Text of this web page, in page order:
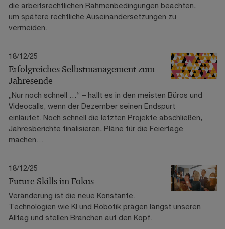
die arbeitsrechtlichen Rahmenbedingungen beachten,
um spätere rechtliche Auseinandersetzungen zu
vermeiden.
18/12/25
Erfolgreiches Selbstmanagement zum
Jahresende
„Nur noch schnell …“ – hallt es in den meisten Büros und
Videocalls, wenn der Dezember seinen Endspurt
einläutet. Noch schnell die letzten Projekte abschließen,
Jahresberichte finalisieren, Pläne für die Feiertage
machen…
18/12/25
Future Skills im Fokus
Veränderung ist die neue Konstante.
Technologien wie KI und Robotik prägen längst unseren
Alltag und stellen Branchen auf den Kopf.